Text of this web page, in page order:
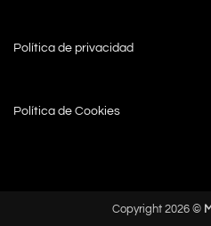
Política de privacidad
Política de Cookies
Copyright 2026 ©